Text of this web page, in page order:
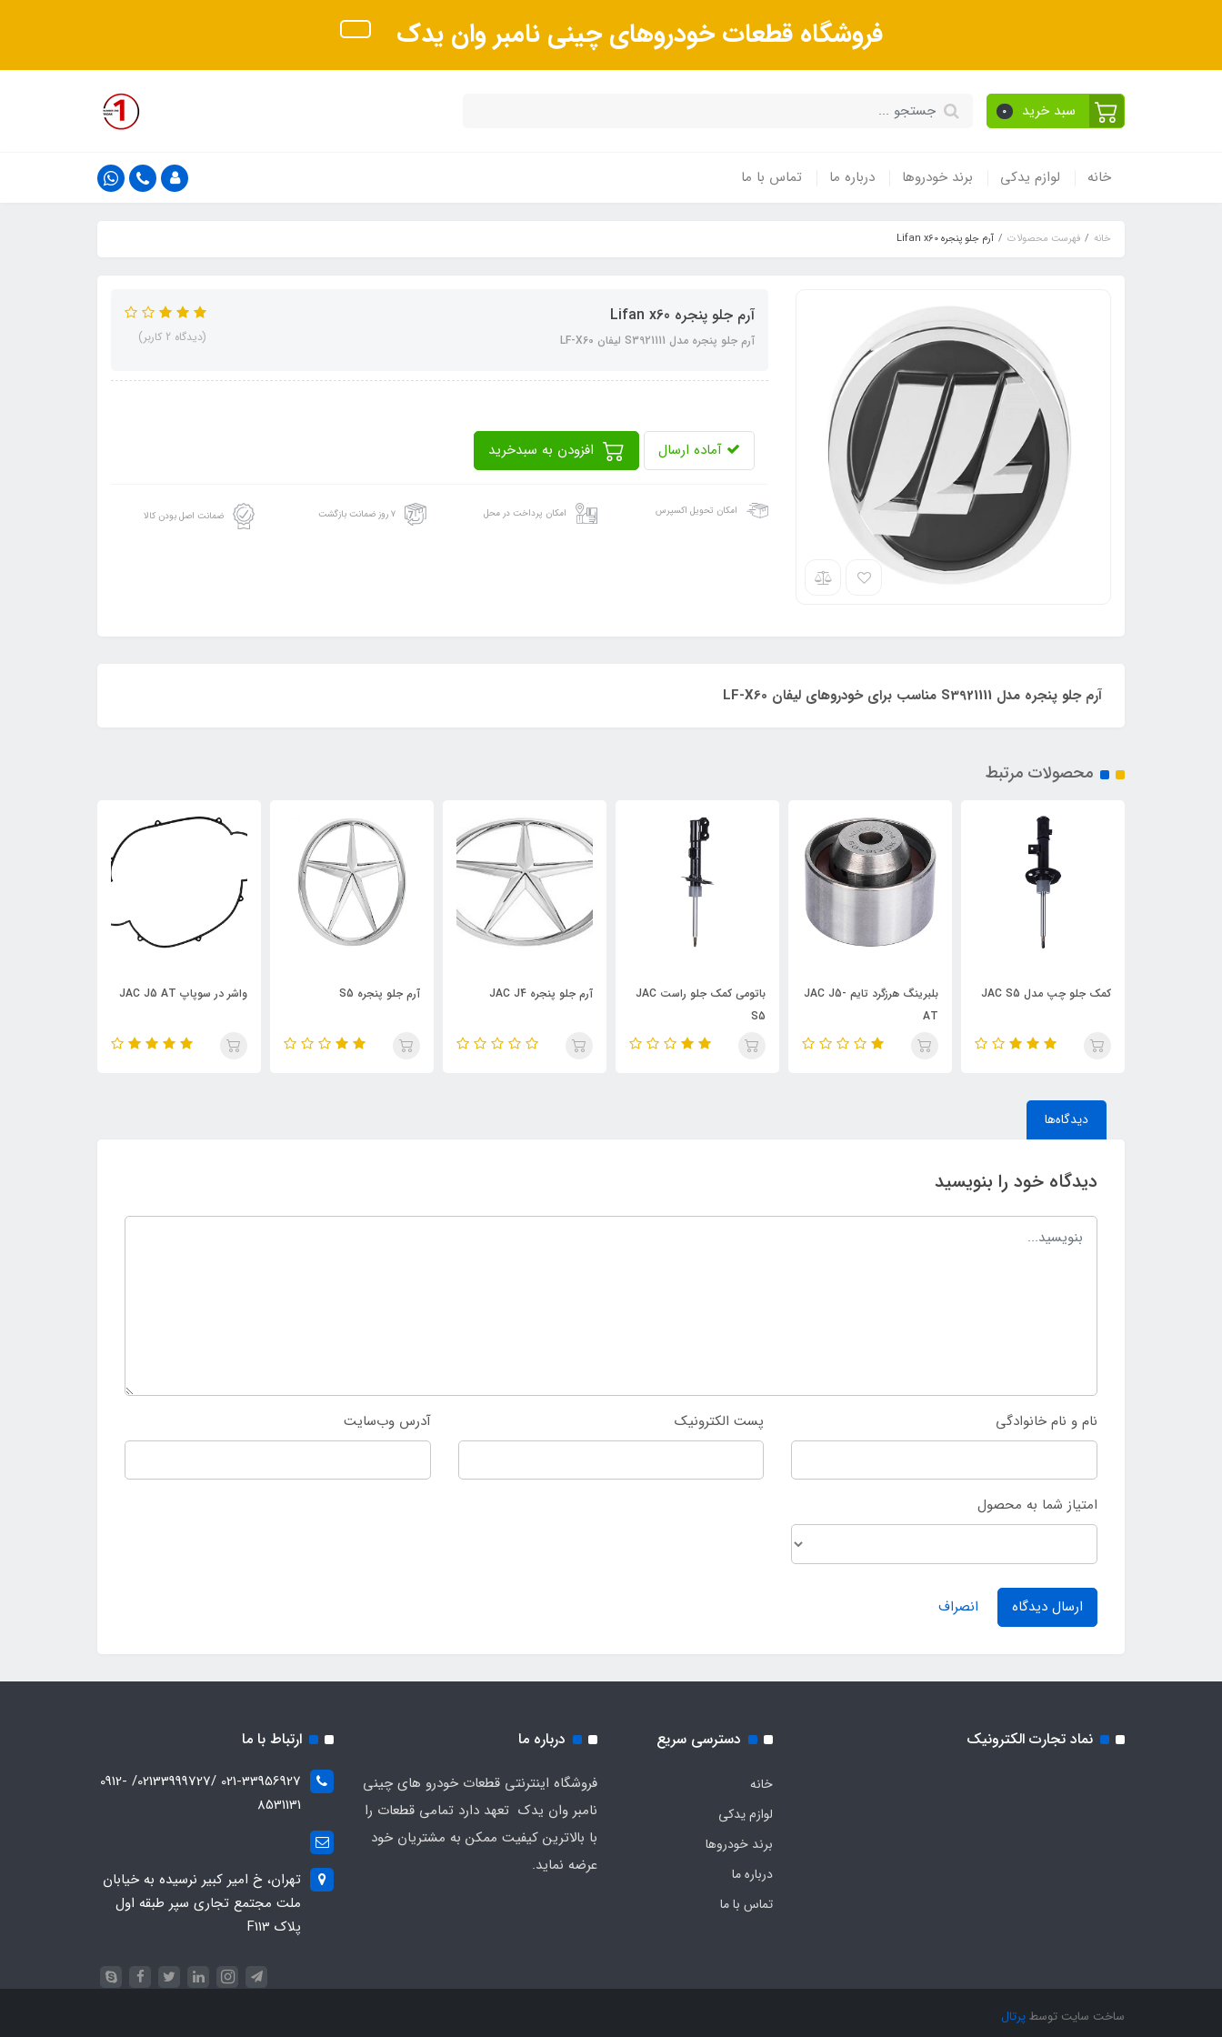
فروشگاه قطعات خودروهای چینی نامبر وان یدک
سبد خرید 0
خانه لوازم یدکی برند خودروها درباره ما تماس با ما
خانه فهرست محصولات آرم جلو پنجره Lifan x60
آرم جلو پنجره Lifan x60
آرم جلو پنجره مدل S3921111 لیفان LF-X60 (دیدگاه 2 کاربر)
آماده ارسال
امکان تحویل اکسپرس امکان پرداخت در محل ۷ روز ضمانت بازگشت ضمانت اصل بودن کالا
آرم جلو پنجره مدل S3921111 مناسب برای خودروهای لیفان LF-X60
محصولات مرتبط
بلبرینگ هرزگرد تایم JAC J5-
آرم جلو پنجره JAC J4 آرم جلو پنجره S5 واشر در سوپاپ JAC J5 AT سیبک فرمان چپ JAC S5
دیدگاه‌ها
دیدگاه خود را بنویسید
نام و نام خانوادگی پست الکترونیک آدرس وب‌سایت
امتیاز شما به محصول
ارسال دیدگاه انصراف
نماد تجارت الکترونیک دسترسی سریع
خانه
لوازم یدکی
برند خودروها
درباره ما
تماس با ما
درباره ما
فروشگاه اینترنتی قطعات خودرو های چینی
نامبر وان یدک تعهد دارد تمامی قطعات را
با بالاترین کیفیت ممکن به مشتریان خود
عرضه نماید.
ارتباط با ما
021-33956927 /02133999727/ 0912-
8531131
تهران، خ امیر کبیر نرسیده به خیابان
ملت مجتمع تجاری سپر طبقه اول
پلاک F113
ساخت سایت توسطپرتال